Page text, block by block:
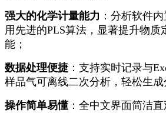
强大的化学计量能力 ：分析软件
用先进的PLS算法，显著提升物质
能；
数据处理便捷 ：支持实时记录与
样品气可离线二次分析，轻松生成
操作简单易懂 ：全中文界面简洁